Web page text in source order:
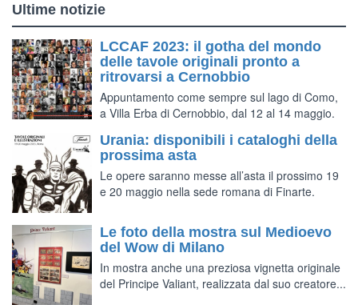
Ultime notizie
LCCAF 2023: il gotha del mondo
delle tavole originali pronto a
ritrovarsi a Cernobbio
Appuntamento come sempre sul lago di Como,
a Villa Erba di Cernobbio, dal 12 al 14 maggio.
Urania: disponibili i cataloghi della
prossima asta
Le opere saranno messe all’asta il prossimo 19
e 20 maggio nella sede romana di Finarte.
Le foto della mostra sul Medioevo
del Wow di Milano
In mostra anche una preziosa vignetta originale
del Principe Valiant, realizzata dal suo creatore...